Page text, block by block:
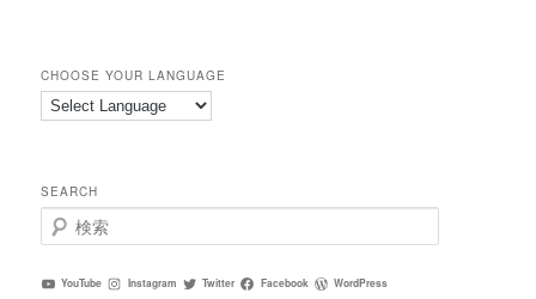
CHOOSE YOUR LANGUAGE
SEARCH
検
索
YouTube Instagram Twitter Facebook WordPress